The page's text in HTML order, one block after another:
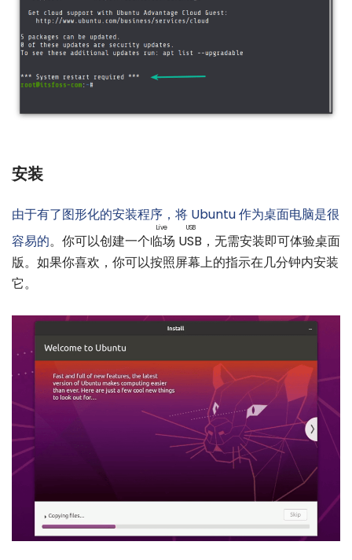
安装
由于有了图形化的安装程序，将 Ubuntu 作为桌面电脑是很
容易的。你可以创建一个临场 USB
Live USB
，无需安装即可体验桌面
版。如果你喜欢，你可以按照屏幕上的指示在几分钟内安装
它。